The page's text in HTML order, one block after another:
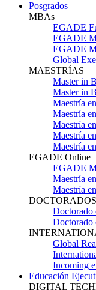
Posgrados
MBAs
EGADE
EGADE
EGADE
Global
MAESTRÍAS
Master in
Master in
Maestría
Maestría
Maestría
Maestría
Maestría
EGADE Online
EGADE
Maestría
Maestría
DOCTORADOS
Doctorado
Doctorado
Global
Incoming
Educación
DIGITAL